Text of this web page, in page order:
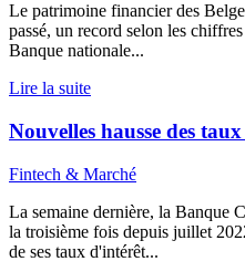
Le patrimoine financier des
passé, un record selon les
Banque nationale...
Lire la suite
Nouvelles hausse des
Fintech & Marché
La semaine dernière, la Banque
la troisième fois depuis juillet
de ses taux d'intérêt...